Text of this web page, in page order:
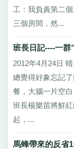
工：我負責第二
三個房間，然...
班長日記----一群
2012年4月24日
總覺得好象忘記
餐，大腦一片空
班長楊樂苗將鮮
起，...
馬蜂帶來的反省